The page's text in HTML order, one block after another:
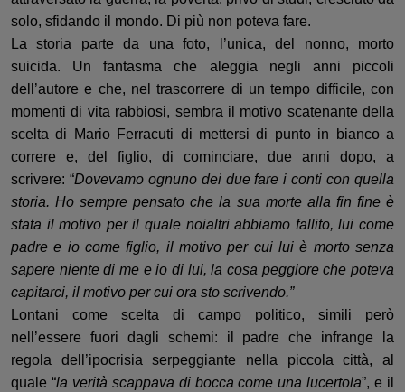
solo, sfidando il mondo. Di più non poteva fare.
La storia parte da una foto, l’unica, del nonno, morto
suicida. Un fantasma che aleggia negli anni piccoli
dell’autore e che, nel trascorrere di un tempo difficile, con
momenti di vita rabbiosi, sembra il motivo scatenante della
scelta di Mario Ferracuti di mettersi di punto in bianco a
correre e, del figlio, di cominciare, due anni dopo, a
scrivere: “Dovevamo ognuno dei due fare i conti con quella
storia. Ho sempre pensato che la sua morte alla fin fine è
stata il motivo per il quale noialtri abbiamo fallito, lui come
padre e io come figlio, il motivo per cui lui è morto senza
sapere niente di me e io di lui, la cosa peggiore che poteva
capitarci, il motivo per cui ora sto scrivendo.”
Lontani come scelta di campo politico, simili però
nell’essere fuori dagli schemi: il padre che infrange la
regola dell’ipocrisia serpeggiante nella piccola città, al
quale “la verità scappava di bocca come una lucertola”, e il